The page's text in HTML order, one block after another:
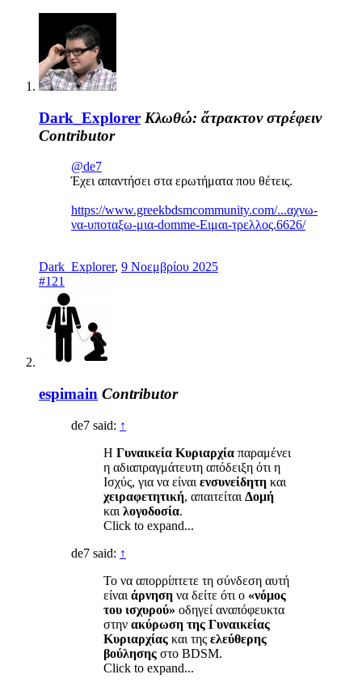
Dark_Explorer Κλωθώ: ἄτρακτον στρέφειν
Contributor
@de7
Έχει απαντήσει στα ερωτήματα που θέτεις.
https://www.greekbdsmcommunity.com/...αχνω-
να-υποταξω-μια-domme-Ειμαι-τρελλος.6626/
Dark_Explorer, 9 Νοεμβρίου 2025
#121
espimain Contributor
de7 said: ↑
Η Γυναικεία Κυριαρχία παραμένει
η αδιαπραγμάτευτη απόδειξη ότι η
Ισχύς, για να είναι ενσυνείδητη και
χειραφετητική, απαιτείται Δομή
και λογοδοσία.
Click to expand...
de7 said: ↑
Το να απορρίπτετε τη σύνδεση αυτή
είναι άρνηση να δείτε ότι ο «νόμος
του ισχυρού» οδηγεί αναπόφευκτα
στην ακύρωση της Γυναικείας
Κυριαρχίας και της ελεύθερης
βούλησης στο BDSM.
Click to expand...